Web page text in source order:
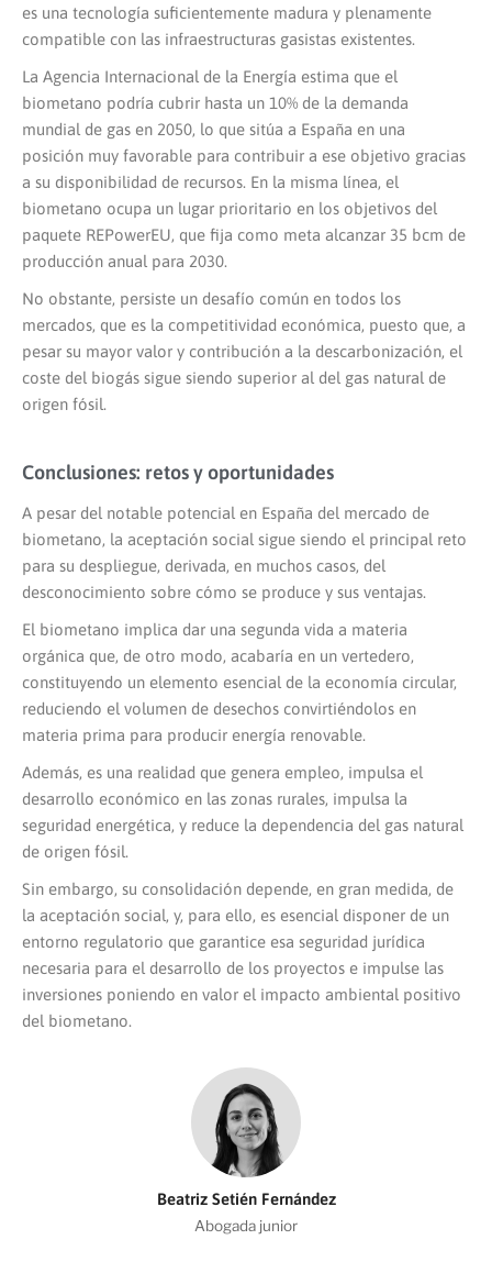
es una tecnología suficientemente madura y plenamente
compatible con las infraestructuras gasistas existentes.
La Agencia Internacional de la Energía estima que el
biometano podría cubrir hasta un 10% de la demanda
mundial de gas en 2050, lo que sitúa a España en una
posición muy favorable para contribuir a ese objetivo gracias
a su disponibilidad de recursos. En la misma línea, el
biometano ocupa un lugar prioritario en los objetivos del
paquete REPowerEU, que fija como meta alcanzar 35 bcm de
producción anual para 2030.
No obstante, persiste un desafío común en todos los
mercados, que es la competitividad económica, puesto que, a
pesar su mayor valor y contribución a la descarbonización, el
coste del biogás sigue siendo superior al del gas natural de
origen fósil.
Conclusiones: retos y oportunidades
A pesar del notable potencial en España del mercado de
biometano, la aceptación social sigue siendo el principal reto
para su despliegue, derivada, en muchos casos, del
desconocimiento sobre cómo se produce y sus ventajas.
El biometano implica dar una segunda vida a materia
orgánica que, de otro modo, acabaría en un vertedero,
constituyendo un elemento esencial de la economía circular,
reduciendo el volumen de desechos convirtiéndolos en
materia prima para producir energía renovable.
Además, es una realidad que genera empleo, impulsa el
desarrollo económico en las zonas rurales, impulsa la
seguridad energética, y reduce la dependencia del gas natural
de origen fósil.
Sin embargo, su consolidación depende, en gran medida, de
la aceptación social, y, para ello, es esencial disponer de un
entorno regulatorio que garantice esa seguridad jurídica
necesaria para el desarrollo de los proyectos e impulse las
inversiones poniendo en valor el impacto ambiental positivo
del biometano.
Beatriz Setién Fernández
Abogada junior